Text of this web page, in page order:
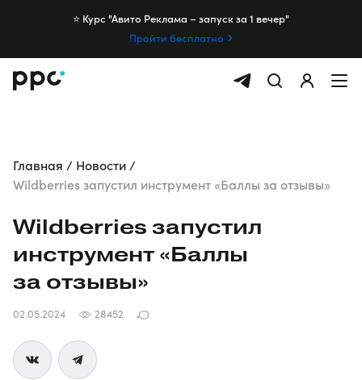
⭐️ Курс "Авито Реклама – запуск за 1 вечер"
Пройти бесплатно
Главная
Новости
Wildberries запустил инструмент «Баллы за отзывы»
Wildberries запустил
инструмент «Баллы
за отзывы»
02.05.2024 28452